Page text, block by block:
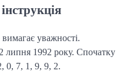
уважності.
липня 1992 року. Спочатку
0, 7, 1, 9, 9, 2.